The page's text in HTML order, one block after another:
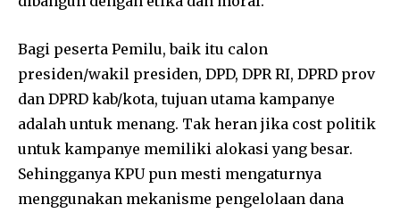
Bagi peserta Pemilu, baik itu calon
presiden/wakil presiden, DPD, DPR RI, DPRD prov
dan DPRD kab/kota, tujuan utama kampanye
adalah untuk menang. Tak heran jika cost politik
untuk kampanye memiliki alokasi yang besar.
Sehingganya KPU pun mesti mengaturnya
menggunakan mekanisme pengelolaan dana